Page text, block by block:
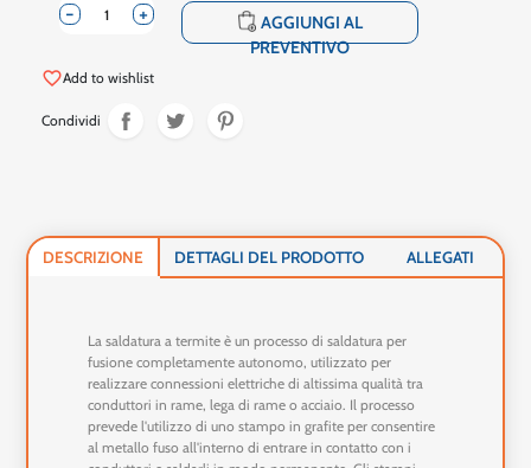
+
- shopping_cart AGGIUNGI AL
PREVENTIVO
favorite_borderAdd to wishlist
Condividi
DESCRIZIONE DETTAGLI DEL PRODOTTO ALLEGATI
La saldatura a termite è un processo di saldatura per
fusione completamente autonomo, utilizzato per
realizzare connessioni elettriche di altissima qualità tra
conduttori in rame, lega di rame o acciaio. Il processo
prevede l'utilizzo di uno stampo in grafite per consentire
al metallo fuso all'interno di entrare in contatto con i